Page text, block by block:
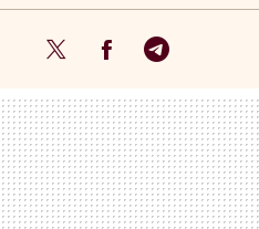
Twitter FacebookTelegram